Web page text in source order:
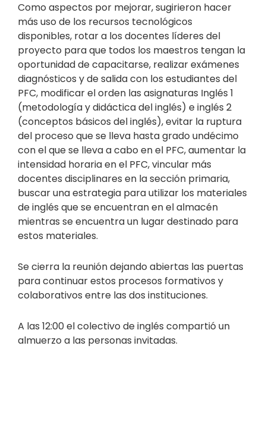
Como aspectos por mejorar, sugirieron hacer
más uso de los recursos tecnológicos
disponibles, rotar a los docentes líderes del
proyecto para que todos los maestros tengan la
oportunidad de capacitarse, realizar exámenes
diagnósticos y de salida con los estudiantes del
PFC, modificar el orden las asignaturas Inglés 1
(metodología y didáctica del inglés) e inglés 2
(conceptos básicos del inglés), evitar la ruptura
del proceso que se lleva hasta grado undécimo
con el que se lleva a cabo en el PFC, aumentar la
intensidad horaria en el PFC, vincular más
docentes disciplinares en la sección primaria,
buscar una estrategia para utilizar los materiales
de inglés que se encuentran en el almacén
mientras se encuentra un lugar destinado para
estos materiales.
Se cierra la reunión dejando abiertas las puertas
para continuar estos procesos formativos y
colaborativos entre las dos instituciones.
A las 12:00 el colectivo de inglés compartió un
almuerzo a las personas invitadas.